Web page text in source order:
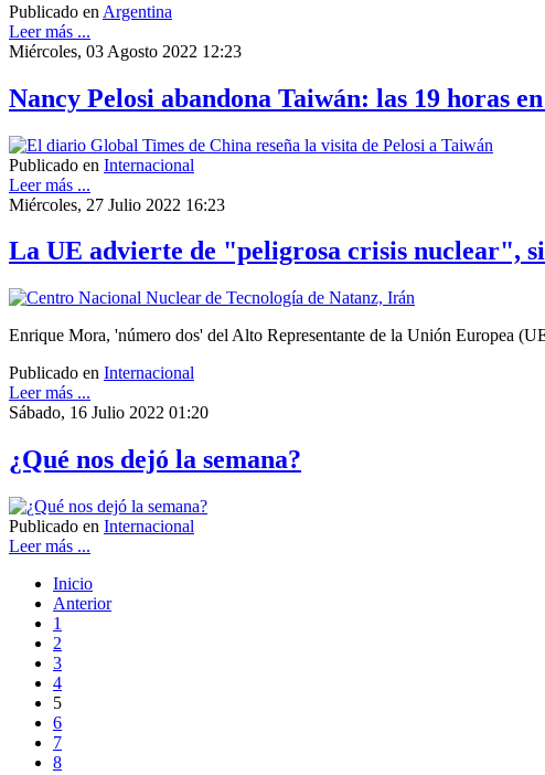
Publicado en Argentina
Leer más ...
Miércoles, 03 Agosto 2022 12:23
Nancy Pelosi abandona Taiwán: las 19 horas
Publicado en Internacional
Leer más ...
Miércoles, 27 Julio 2022 16:23
La UE advierte de "peligrosa crisis nuclear",
Enrique Mora, 'número dos' del Alto Representante de la Unión Europea
Publicado en Internacional
Leer más ...
Sábado, 16 Julio 2022 01:20
¿Qué nos dejó la semana?
Publicado en Internacional
Leer más ...
Inicio
Anterior
1
2
3
4
5
6
7
8